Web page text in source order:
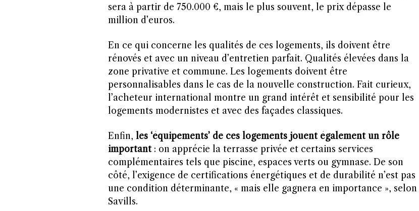
sera à partir de 750.000 €, mais le plus souvent, le prix dépasse le
million d’euros.
En ce qui concerne les qualités de ces logements, ils doivent être
rénovés et avec un niveau d’entretien parfait. Qualités élevées dans la
zone privative et commune. Les logements doivent être
personnalisables dans le cas de la nouvelle construction. Fait curieux,
l’acheteur international montre un grand intérêt et sensibilité pour les
logements modernistes et avec des façades classiques.
Enfin, les ‘équipements’ de ces logements jouent également un rôle
important: on apprécie la terrasse privée et certains services
complémentaires tels que piscine, espaces verts ou gymnase. De son
côté, l’exigence de certifications énergétiques et de durabilité n’est pas
une condition déterminante, « mais elle gagnera en importance », selon
Savills.